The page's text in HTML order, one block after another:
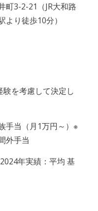
町3-2-21（JR大和路
り徒歩10分）
験を考慮して決定し
手当（月1万円～）※
外手当
年実績：平均 基